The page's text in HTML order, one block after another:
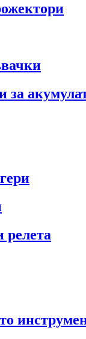
за
релета